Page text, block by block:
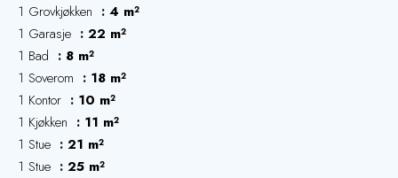
1 Grovkjøkken
4 m²
1 Garasje
22 m²
1 Bad
8 m²
1 Soverom
18 m²
1 Kontor
10 m²
1 Kjøkken
11 m²
1 Stue
21 m²
1 Stue
25 m²